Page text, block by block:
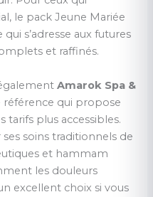
le pack Jeune Mariée
s’adresse aux futures
et raffinés.
Amarok Spa &
référence qui propose
tarifs plus accessibles.
soins traditionnels de
et hammam
les douleurs
excellent choix si vous